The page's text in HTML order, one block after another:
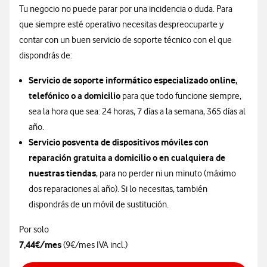
Tu negocio no puede parar por una incidencia o duda. Para
que siempre esté operativo necesitas despreocuparte y
contar con un buen servicio de soporte técnico con el que
dispondrás de:
Servicio de soporte informático especializado online,
telefónico o a domicilio para que todo funcione siempre,
sea la hora que sea: 24 horas, 7 días a la semana, 365 días al
año.
Servicio posventa de dispositivos móviles con
reparación gratuita a domicilio o en cualquiera de
nuestras tiendas, para no perder ni un minuto (máximo
dos reparaciones al año). Si lo necesitas, también
dispondrás de un móvil de sustitución.
Por solo
7,44€/mes(9€/mes IVA incl.)